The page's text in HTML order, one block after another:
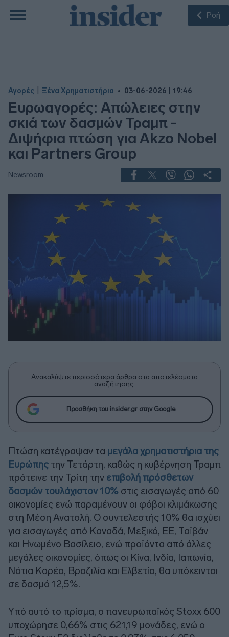
Ροή
Αγορές Ξένα Χρηματιστήρια 03-06-2026 | 19:46
Ευρωαγορές: Απώλειες στην
σκιά των δασμών Τραμπ -
Διψήφια πτώση για Akzo Nobel
και Partners Group
Newsroom
Ανακαλύψτε περισσότερα άρθρα στα αποτελέσματα
αναζήτησης.
Προσθήκη του insider.gr στην Google
Πτώση κατέγραψαν τα μεγάλα χρηματιστήρια της
Ευρώπης την Τετάρτη, καθώς η κυβέρνηση Τραμπ
πρότεινε την Τρίτη την επιβολή πρόσθετων
δασμών τουλάχιστον 10% στις εισαγωγές από 60
οικονομίες ενώ παραμένουν οι φόβοι κλιμάκωσης
στη Μέση Ανατολή. Ο συντελεστής 10% θα ισχύει
για εισαγωγές από Καναδά, Μεξικό, ΕΕ, Ταϊβάν
και Ηνωμένο Βασίλειο, ενώ προϊόντα από άλλες
μεγάλες οικονομίες, όπως οι Κίνα, Ινδία, Ιαπωνία,
Νότια Κορέα, Βραζιλία και Ελβετία, θα υπόκεινται
σε δασμό 12,5%.
Υπό αυτό το πρίσμα, ο πανευρωπαϊκός Stoxx 600
υποχώρησε 0,66% στις 621,19 μονάδες, ενώ ο